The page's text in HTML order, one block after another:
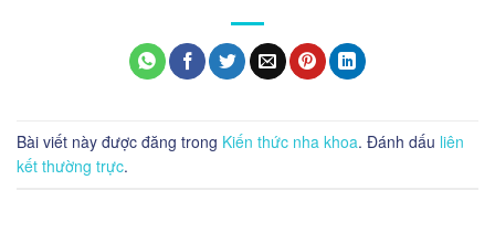
Bài viết này được đăng trong Kiến thức nha khoa. Đánh dấu liên
kết thường trực.